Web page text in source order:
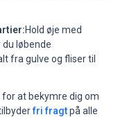
Hold øje med
du løbende
fra gulve og fliser til
for at bekymre dig om
fri fragtpå alle